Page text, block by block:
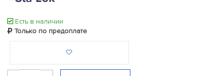
Есть в наличии
Только по предоплате